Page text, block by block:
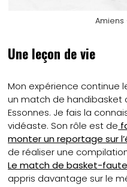
Amiens
Une leçon de vie
Mon expérience continue
un match de
Essonnes. Je fais la
vidéaste. Son rôle est de
monter un reportage sur
de réaliser une
Le match de basket-
appris davantage sur le